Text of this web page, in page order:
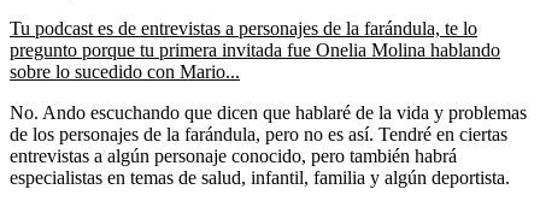
Tu podcast es de entrevistas a personajes de la farándula, te lo
pregunto porque tu primera invitada fue Onelia Molina hablando
sobre lo sucedido con Mario...
No. Ando escuchando que dicen que hablaré de la vida y problemas
de los personajes de la farándula, pero no es así. Tendré en ciertas
entrevistas a algún personaje conocido, pero también habrá
especialistas en temas de salud, infantil, familia y algún deportista.